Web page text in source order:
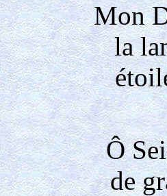
Mon
la
Ô
de